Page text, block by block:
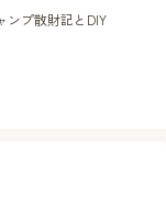
ンプ散財記とDIY